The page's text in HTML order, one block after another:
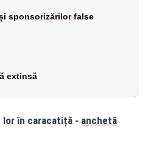
sponsorizărilor false
extinsă
în caracatiță - anchetă